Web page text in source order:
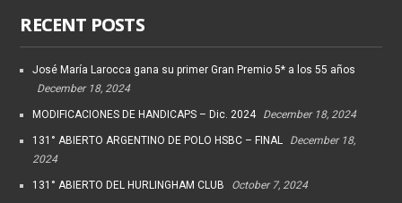
RECENT POSTS
José María Larocca gana su primer Gran Premio 5* a los 55 años
December 18, 2024
MODIFICACIONES DE HANDICAPS – Dic. 2024 December 18, 2024
131° ABIERTO ARGENTINO DE POLO HSBC – FINAL
December 18,
2024
131° ABIERTO DEL HURLINGHAM CLUB October 7, 2024